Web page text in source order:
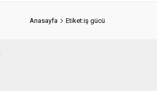
Anasayfa Etiket:iş gücü